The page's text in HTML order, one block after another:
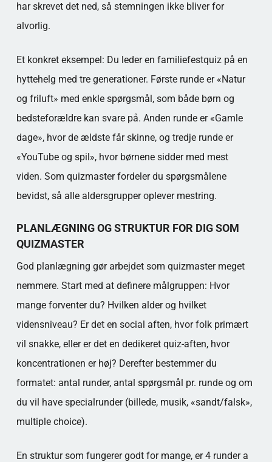
har skrevet det ned, så stemningen ikke bliver for
alvorlig.
Et konkret eksempel: Du leder en familiefestquiz på en
hyttehelg med tre generationer. Første runde er «Natur
og friluft» med enkle spørgsmål, som både børn og
bedsteforældre kan svare på. Anden runde er «Gamle
dage», hvor de ældste får skinne, og tredje runde er
«YouTube og spil», hvor børnene sidder med mest
viden. Som quizmaster fordeler du spørgsmålene
bevidst, så alle aldersgrupper oplever mestring.
PLANLÆGNING OG STRUKTUR FOR DIG SOM
QUIZMASTER
God planlægning gør arbejdet som quizmaster meget
nemmere. Start med at definere målgruppen: Hvor
mange forventer du? Hvilken alder og hvilket
vidensniveau? Er det en social aften, hvor folk primært
vil snakke, eller er det en dedikeret quiz-aften, hvor
koncentrationen er høj? Derefter bestemmer du
formatet: antal runder, antal spørgsmål pr. runde og om
du vil have specialrunder (billede, musik, «sandt/falsk»,
multiple choice).
En struktur som fungerer godt for mange, er 4 runder a